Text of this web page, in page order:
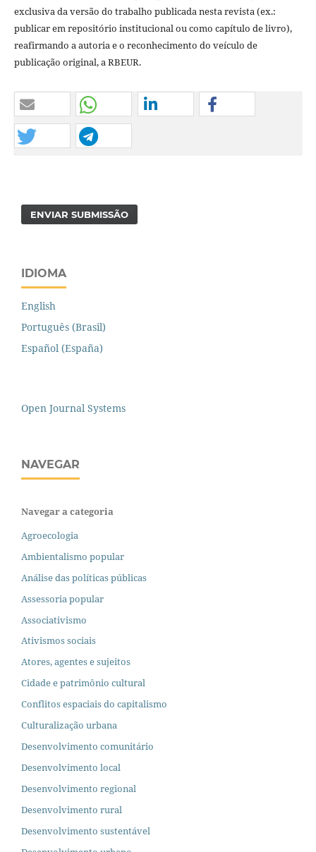
exclusiva da versão do trabalho publicada nesta revista (ex.:
publicar em repositório institucional ou como capítulo de livro),
reafirmando a autoria e o reconhecimento do veículo de
publicação original, a RBEUR.
ENVIAR SUBMISSÃO
IDIOMA
English
Português (Brasil)
Español (España)
Open Journal Systems
NAVEGAR
Navegar a categoria
Agroecologia
Ambientalismo popular
Análise das políticas públicas
Assessoria popular
Associativismo
Ativismos sociais
Atores, agentes e sujeitos
Cidade e patrimônio cultural
Conflitos espaciais do capitalismo
Culturalização urbana
Desenvolvimento comunitário
Desenvolvimento local
Desenvolvimento regional
Desenvolvimento rural
Desenvolvimento sustentável